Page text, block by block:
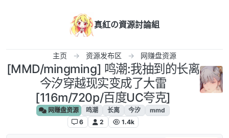
真紅の資源討論組
主页 资源发布区 网赚盘资源
[MMD/mingming] 鸣潮:我抽到的长离
今汐穿越现实变成了大雷
[116m/720p/百度UC夸克]
网赚盘资源 鸣潮 长离 今汐
mmd
6
2 1.4k